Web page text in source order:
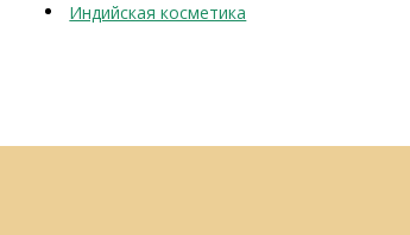
Индийская косметика